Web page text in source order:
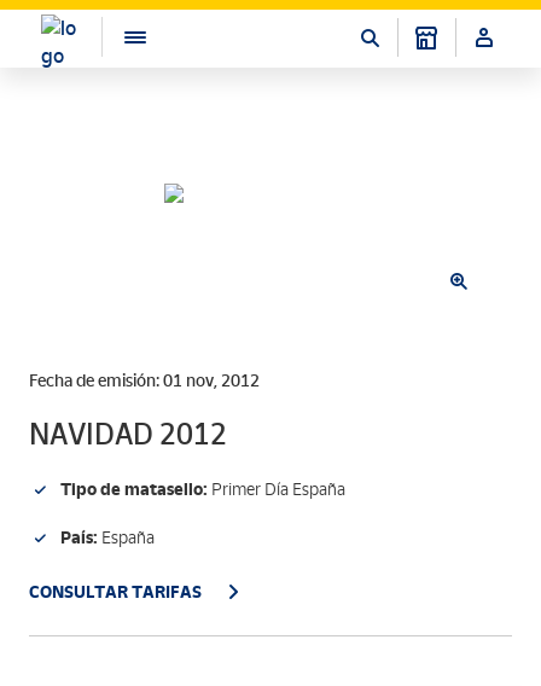
Fecha de emisión: 01 nov, 2012
NAVIDAD 2012
Tipo de matasello: Primer Día España
País: España
CONSULTAR TARIFAS